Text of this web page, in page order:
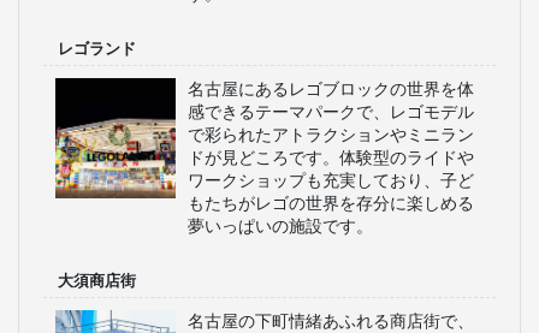
レゴランド
名古屋にあるレゴブロックの世界を体
感できるテーマパークで、レゴモデル
で彩られたアトラクションやミニラン
ドが見どころです。体験型のライドや
ワークショップも充実しており、子ど
もたちがレゴの世界を存分に楽しめる
夢いっぱいの施設です。
大須商店街
名古屋の下町情緒あふれる商店街で、